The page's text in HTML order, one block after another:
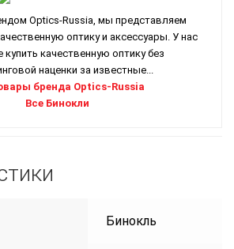
Optics-Russia, мы представляем
оптику и аксессуары. У нас
качественную оптику без
наценки за известные...
бренда Optics-Russia
Все Бинокли
Бинокль